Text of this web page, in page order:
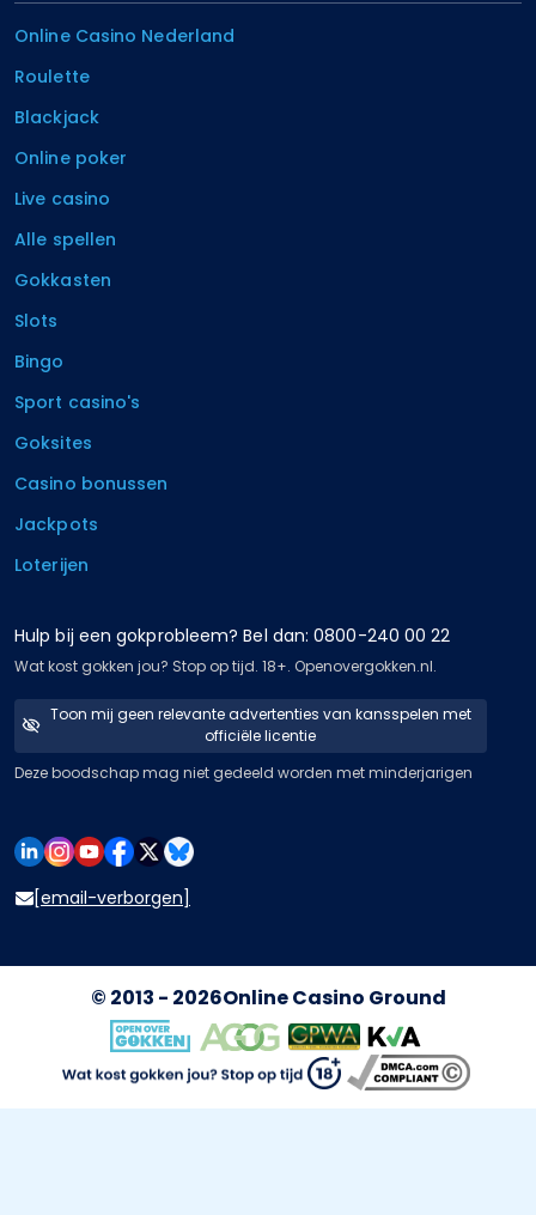
Online Casino Nederland
Roulette
Blackjack
Online poker
Live casino
Alle spellen
Gokkasten
Slots
Bingo
Sport casino's
Goksites
Casino bonussen
Jackpots
Loterijen
Hulp bij een gokprobleem? Bel dan: 0800-240 00 22
Wat kost gokken jou? Stop op tijd. 18+. Openovergokken.nl.
Toon mij geen relevante advertenties van kansspelen met
officiële licentie
Deze boodschap mag niet gedeeld worden met minderjarigen
[email-verborgen]
© 2013 - 2026Online Casino Ground